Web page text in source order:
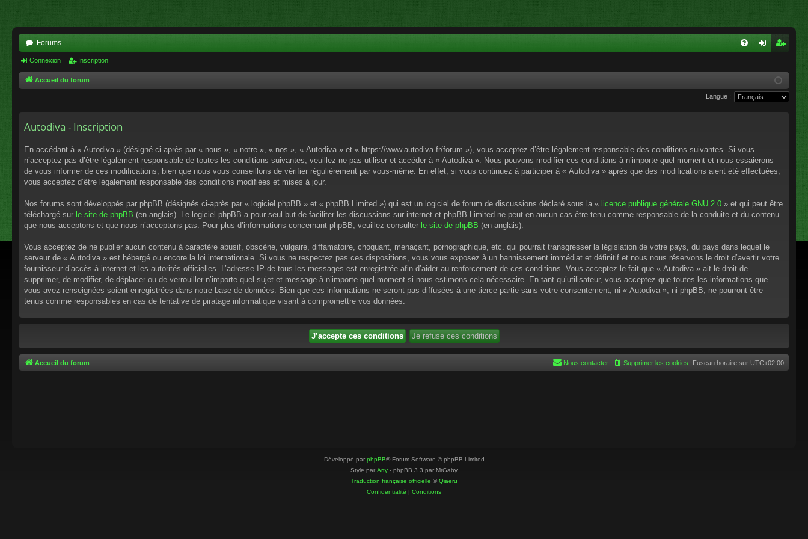
Forums
xi
cri
pti
Connexion Inscription
Accueil du forum
Langue :
Autodiva - Inscription
En accédant à « Autodiva » (désigné ci-après par « nous », « notre », « nos », « Autodiva » et « https://www.autodiva.fr/forum »), vous acceptez d’être légalement responsable des conditions suivantes. Si vous
n’acceptez pas d’être légalement responsable de toutes les conditions suivantes, veuillez ne pas utiliser et accéder à « Autodiva ». Nous pouvons modifier ces conditions à n’importe quel moment et nous essaierons
de vous informer de ces modifications, bien que nous vous conseillons de vérifier régulièrement par vous-même. En effet, si vous continuez à participer à « Autodiva » après que des modifications aient été effectuées,
vous acceptez d’être légalement responsable des conditions modifiées et mises à jour.
Nos forums sont développés par phpBB (désignés ci-après par « logiciel phpBB » et « phpBB Limited ») qui est un logiciel de forum de discussions déclaré sous la « licence publique générale GNU 2.0 » et qui peut être
téléchargé sur le site de phpBB (en anglais). Le logiciel phpBB a pour seul but de faciliter les discussions sur internet et phpBB Limited ne peut en aucun cas être tenu comme responsable de la conduite et du contenu
que nous acceptons et que nous n’acceptons pas. Pour plus d’informations concernant phpBB, veuillez consulter le site de phpBB (en anglais).
Vous acceptez de ne publier aucun contenu à caractère abusif, obscène, vulgaire, diffamatoire, choquant, menaçant, pornographique, etc. qui pourrait transgresser la législation de votre pays, du pays dans lequel le
serveur de « Autodiva » est hébergé ou encore la loi internationale. Si vous ne respectez pas ces dispositions, vous vous exposez à un bannissement immédiat et définitif et nous nous réservons le droit d’avertir votre
fournisseur d’accès à internet et les autorités officielles. L’adresse IP de tous les messages est enregistrée afin d’aider au renforcement de ces conditions. Vous acceptez le fait que « Autodiva » ait le droit de
supprimer, de modifier, de déplacer ou de verrouiller n’importe quel sujet et message à n’importe quel moment si nous estimons cela nécessaire. En tant qu’utilisateur, vous acceptez que toutes les informations que
vous avez renseignées soient enregistrées dans notre base de données. Bien que ces informations ne seront pas diffusées à une tierce partie sans votre consentement, ni « Autodiva », ni phpBB, ne pourront être
tenus comme responsables en cas de tentative de piratage informatique visant à compromettre vos données.
Accueil du forum Fuseau horaire sur UTC+02:00
Supprimer les cookies
Nous contacter
Développé par phpBB® Forum Software © phpBB Limited
Style par Arty - phpBB 3.3 par MrGaby
Traduction française officielle ©Qiaeru
Confidentialité | Conditions